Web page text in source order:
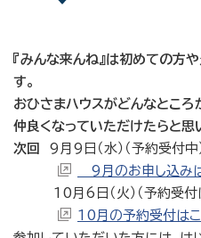
『みんな来んね』は初めての方
す。
おひさまハウスがどんなところ
仲良くなっていただけたらと思
次回 9月9日（水）（予約受付中
9月のお申し込み
10月6日（火）（予約受付は
10月の予約受付はこ